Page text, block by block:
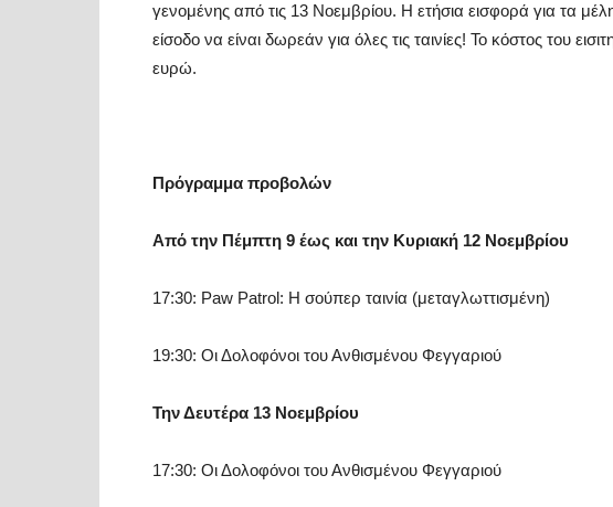
γενομένης από τις 13 Νοεμβρίου. Η ετήσια εισφορά για τα
είσοδο να είναι δωρεάν για όλες τις ταινίες! Το κόστος του
ευρώ.
Πρόγραμμα προβολών
Από την Πέμπτη 9 έως και την Κυριακή 12 Νοεμβρίου
17:30: Paw Patrol: Η σούπερ ταινία (μεταγλωττισμένη)
19:30: Οι Δολοφόνοι του Ανθισμένου Φεγγαριού
Την Δευτέρα 13 Νοεμβρίου
17:30: Οι Δολοφόνοι του Ανθισμένου Φεγγαριού